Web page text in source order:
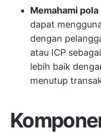
Memahami
dapat
dengan
atau ICP
lebih baik
menutup